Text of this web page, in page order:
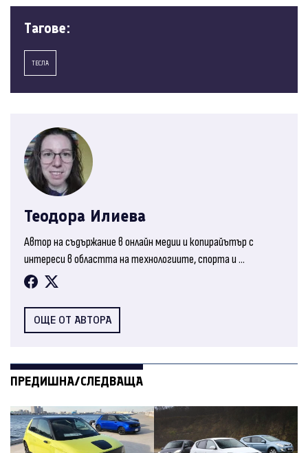
Tагове:
ТЕСЛА
Теодора Илиева
Автор на съдържание в онлайн медии и копирайътър с
интереси в областта на технологиите, спорта и ...
ОЩЕ ОТ АВТОРА
ПРЕДИШНА/СЛЕДВАЩА